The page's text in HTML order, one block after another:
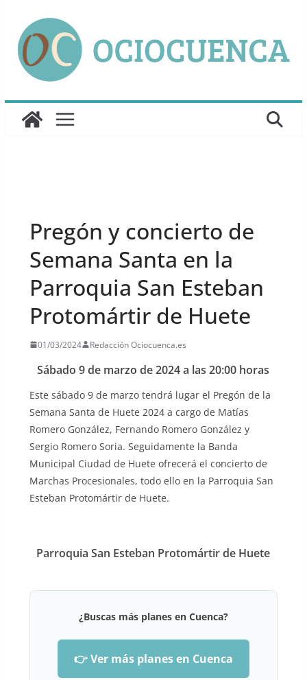
contenido
Pregón y concierto de
Semana Santa en la
Parroquia San Esteban
Protomártir de Huete
01/03/2024 Redacción Ociocuenca.es
Sábado 9 de marzo de 2024 a las 20:00 horas
Este sábado 9 de marzo tendrá lugar el Pregón de la
Semana Santa de Huete 2024 a cargo de Matías
Romero González, Fernando Romero González y
Sergio Romero Soria. Seguidamente la Banda
Municipal Ciudad de Huete ofrecerá el concierto de
Marchas Procesionales, todo ello en la Parroquia San
Esteban Protomártir de Huete.
Parroquia San Esteban Protomártir de Huete
¿Buscas más planes en Cuenca?
👉 Ver más planes en Cuenca